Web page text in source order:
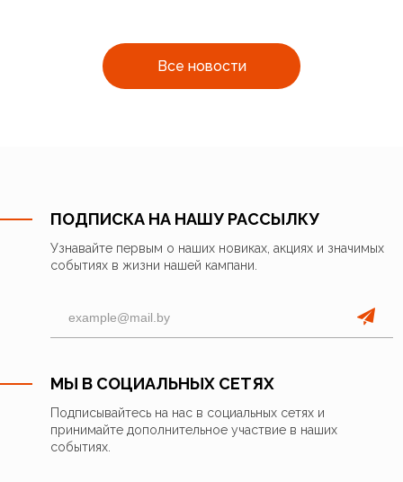
Все новости
ПОДПИСКА НА НАШУ РАССЫЛКУ
Узнавайте первым о наших новиках, акциях и значимых
событиях в жизни нашей кампани.
МЫ В СОЦИАЛЬНЫХ СЕТЯХ
Подписывайтесь на нас в социальных сетях и
принимайте дополнительное участвие в наших
событиях.